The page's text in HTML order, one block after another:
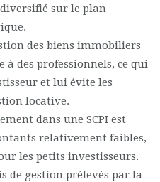
sur le plan
des biens immobiliers
à des professionnels, ce qui
et lui évite les
locative.
dans une SCPI est
relativement faibles,
les petits investisseurs.
de gestion prélevés par la